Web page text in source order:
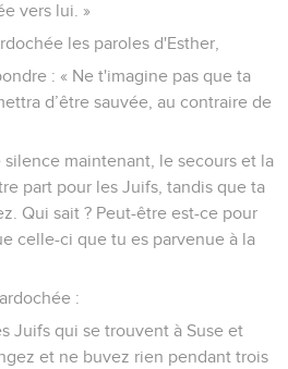
vers lui. »
les paroles d'Esther,
: « Ne t'imagine pas que ta
d’être sauvée, au contraire de
silence maintenant, le secours et la
part pour les Juifs, tandis que ta
Qui sait ? Peut-être est-ce pour
celle-ci que tu es parvenue à la
:
Juifs qui se trouvent à Suse et
et ne buvez rien pendant trois